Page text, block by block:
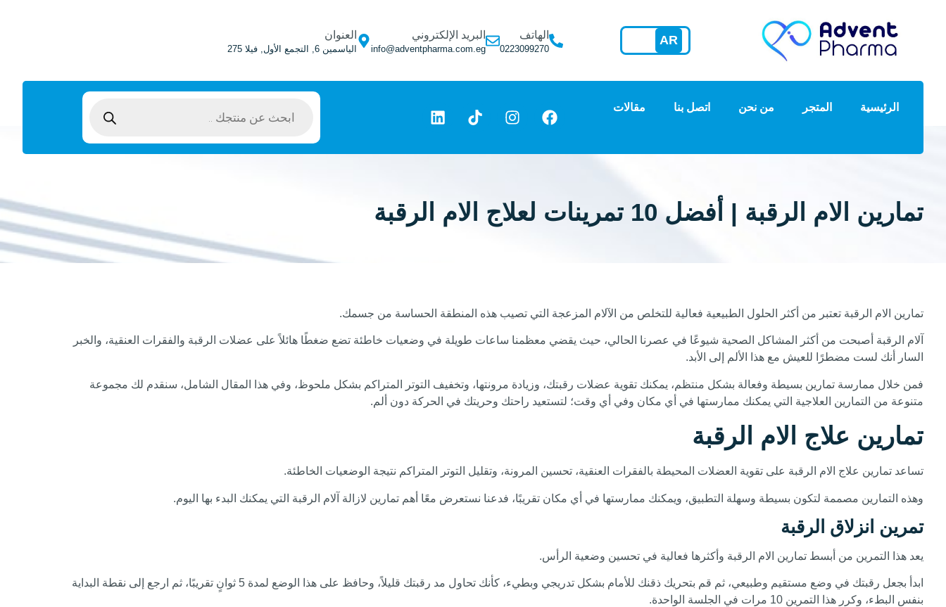
AR الهاتف
0223099270
البريد الإلكتروني
info@adventpharma.com.eg
العنوان
الياسمين 6, التجمع الأول, فيلا 275
الرئيسية المتجر من نحن اتصل بنا مقالات
تمارين الام الرقبة | أفضل 10 تمرينات لعلاج الام الرقبة
تمارين الام الرقبة تعتبر من أكثر الحلول الطبيعية فعالية للتخلص من الآلام المزعجة التي تصيب هذه المنطقة الحساسة من جسمك.
آلام الرقبة أصبحت من أكثر المشاكل الصحية شيوعًا في عصرنا الحالي، حيث يقضي معظمنا ساعات طويلة في وضعيات خاطئة تضع ضغطًا هائلاً على عضلات الرقبة والفقرات العنقية، والخبر
السار أنك لست مضطرًا للعيش مع هذا الألم إلى الأبد.
فمن خلال ممارسة تمارين بسيطة وفعالة بشكل منتظم، يمكنك تقوية عضلات رقبتك، وزيادة مرونتها، وتخفيف التوتر المتراكم بشكل ملحوظ، وفي هذا المقال الشامل، سنقدم لك مجموعة
متنوعة من التمارين العلاجية التي يمكنك ممارستها في أي مكان وفي أي وقت؛ لتستعيد راحتك وحريتك في الحركة دون ألم.
تمارين علاج الام الرقبة
تساعد تمارين علاج الام الرقبة على تقوية العضلات المحيطة بالفقرات العنقية، تحسين المرونة، وتقليل التوتر المتراكم نتيجة الوضعيات الخاطئة.
وهذه التمارين مصممة لتكون بسيطة وسهلة التطبيق، ويمكنك ممارستها في أي مكان تقريبًا، فدعنا نستعرض معًا أهم تمارين لازالة آلام الرقبة التي يمكنك البدء بها اليوم.
تمرين انزلاق الرقبة
يعد هذا التمرين من أبسط تمارين الام الرقبة وأكثرها فعالية في تحسين وضعية الرأس.
ابدأ بجعل رقبتك في وضع مستقيم وطبيعي، ثم قم بتحريك ذقنك للأمام بشكل تدريجي وبطيء، كأنك تحاول مد رقبتك قليلاً، وحافظ على هذا الوضع لمدة 5 ثوانٍ تقريبًا، ثم ارجع إلى نقطة البداية
بنفس البطء، وكرر هذا التمرين 10 مرات في الجلسة الواحدة.